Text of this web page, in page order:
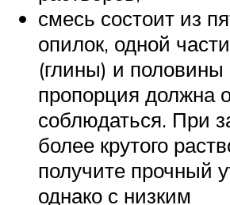
смесь состоит из
опилок, одной
(глины) и
пропорция должна
соблюдаться. При
более крутого
получите прочный
однако с низким